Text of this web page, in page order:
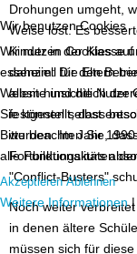
Drohungen umgeht,
Weise löst. Es
Kinder in der Klasse
daheim: Die Eltern
allem hinsichtlich der
festgestellt, dass
wurden. Im Jahr
Fortbildungskurs
"Conflict-Busters"
Noch weiter
in denen ältere
müssen sich für
Wir benutzen Cookies
Wir nutzen Cookies
essenziell für den
Website und die
Sie können selbst
Bitte beachten Sie,
alle Funktionalitäten
Akzeptieren Ablehnen
Weitere Informationen|